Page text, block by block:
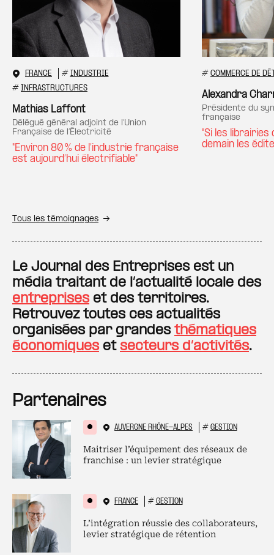
FRANCE # INDUSTRIE
# INFRASTRUCTURES
Mathias Laffont
délégué général adjoint de l’Union
Française de l’Électricité
"Environ 80 % de l’industrie française
est aujourd’hui électrifiable"
# COMMERCE DE
Alexandra
présidente du syndicat de la librairie
française
"Si les librairies
demain les
Tous les témoignages
Le Journal des Entreprises est un
média traitant de l’actualité locale des
entreprises et des territoires.
Retrouvez toutes ces actualités
organisées par grandes thématiques
économiques et secteurs d’activités.
Partenaires
AUVERGNE RHÔNE-ALPES # GESTION
Maitriser l’équipement des réseaux de
franchise : un levier stratégique
FRANCE # GESTION
L’intégration réussie des collaborateurs,
levier stratégique de rétention